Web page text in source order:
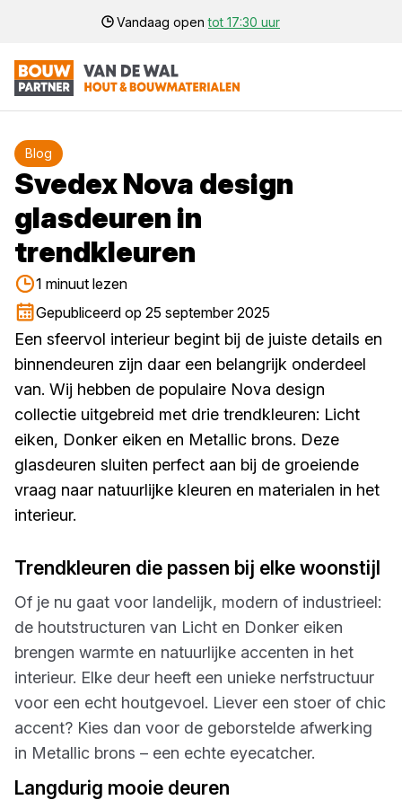
Vandaag opentot 17:30 uur
Blog
Svedex Nova design
glasdeuren in
trendkleuren
1 minuut lezen
Gepubliceerd op 25 september 2025
Een sfeervol interieur begint bij de juiste details en
binnendeuren zijn daar een belangrijk onderdeel
van. Wij hebben de populaire Nova design
collectie uitgebreid met drie trendkleuren: Licht
eiken, Donker eiken en Metallic brons. Deze
glasdeuren sluiten perfect aan bij de groeiende
vraag naar natuurlijke kleuren en materialen in het
interieur.
Trendkleuren die passen bij elke woonstijl
Of je nu gaat voor landelijk, modern of industrieel:
de houtstructuren van Licht en Donker eiken
brengen warmte en natuurlijke accenten in het
interieur. Elke deur heeft een unieke nerfstructuur
voor een echt houtgevoel. Liever een stoer of chic
accent? Kies dan voor de geborstelde afwerking
in Metallic brons – een echte eyecatcher.
Langdurig mooie deuren